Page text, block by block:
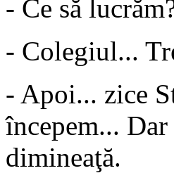
- Ce să
- Colegiul...
- Apoi... zice
începem... Dar
dimineaţă.